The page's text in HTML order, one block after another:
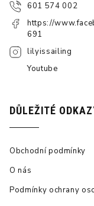
601 574 002
https://
691
lilyissailing
Youtube
DŮLEŽITÉ
Obchodní podmínky
O nás
Podmínky ochrany